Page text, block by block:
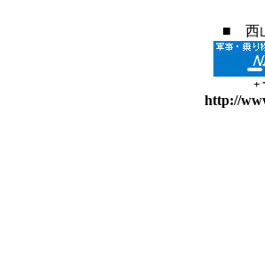
■ 西
+
http://